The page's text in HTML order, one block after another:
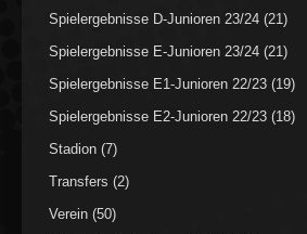
Spielergebnisse D-Junioren 23/24 (21)
Spielergebnisse E-Junioren 23/24 (21)
Spielergebnisse E1-Junioren 22/23 (19)
Spielergebnisse E2-Junioren 22/23 (18)
Stadion (7)
Transfers (2)
Verein (50)